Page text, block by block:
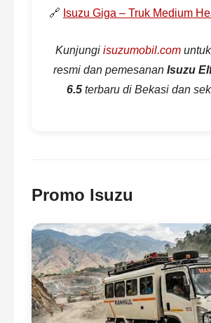
🔗 Isuzu Giga – Truk Medium
Kunjungi isuzumobil.com
resmi dan pemesanan Isuzu
6.5 terbaru di Bekasi dan
Promo Isuzu